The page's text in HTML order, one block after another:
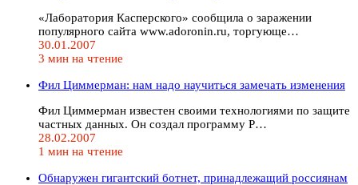
«Лаборатория Касперского» сообщила о заражении
популярного сайта www.adoronin.ru, торгующе…
30.01.2007
3 мин на чтение
Фил Циммерман: нам надо научиться замечать изменения
Фил Циммерман известен своими технологиями по защите
частных данных. Он создал программу P…
28.02.2007
1 мин на чтение
Обнаружен гигантский ботнет, принадлежащий россиянам